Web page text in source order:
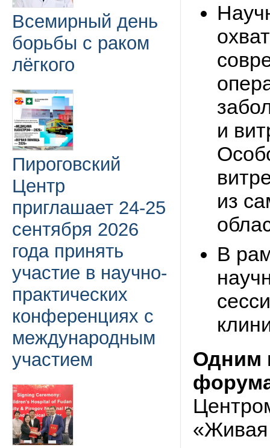
Всемирный день
борьбы с раком
лёгкого
Пироговский
Центр
приглашает 24-25
сентября 2026
года принять
участие в научно-
практических
конференциях с
международным
участием
и
из
В
Одним
«Живая